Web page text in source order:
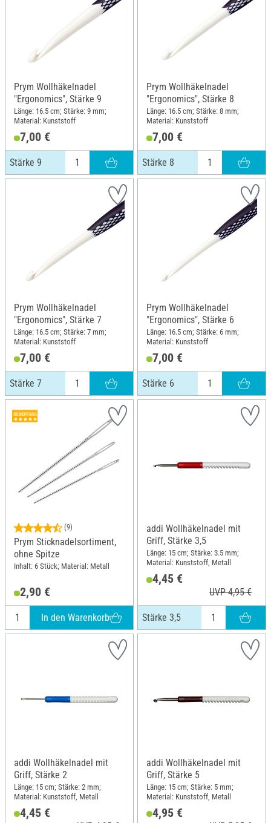
Prym Wollhäkelnadel
"Ergonomics", Stärke 9
Länge: 16.5 cm; Stärke: 9 mm;
Material: Kunststoff
7,00 €
Stärke 9
Prym Wollhäkelnadel
"Ergonomics", Stärke 8
Länge: 16.5 cm; Stärke: 8 mm;
Material: Kunststoff
7,00 €
Stärke 8
Prym Wollhäkelnadel
"Ergonomics", Stärke 7
Länge: 16.5 cm; Stärke: 7 mm;
Material: Kunststoff
7,00 €
Stärke 7
Prym Wollhäkelnadel
"Ergonomics", Stärke 6
Länge: 16.5 cm; Stärke: 6 mm;
Material: Kunststoff
7,00 €
Stärke 6
(9)
Prym Sticknadelsortiment,
ohne Spitze
Inhalt: 6 Stück; Material: Metall
2,90 €
In den Warenkorb
addi Wollhäkelnadel mit
Griff, Stärke 3,5
Länge: 15 cm; Stärke: 3.5 mm;
Material: Kunststoff, Metall
4,45 €
UVP 4,95 €
Stärke 3,5
addi Wollhäkelnadel mit
Griff, Stärke 2
Länge: 15 cm; Stärke: 2 mm;
Material: Kunststoff, Metall
4,45 €
addi Wollhäkelnadel mit
Griff, Stärke 5
Länge: 15 cm; Stärke: 5 mm;
Material: Kunststoff, Metall
4,95 €